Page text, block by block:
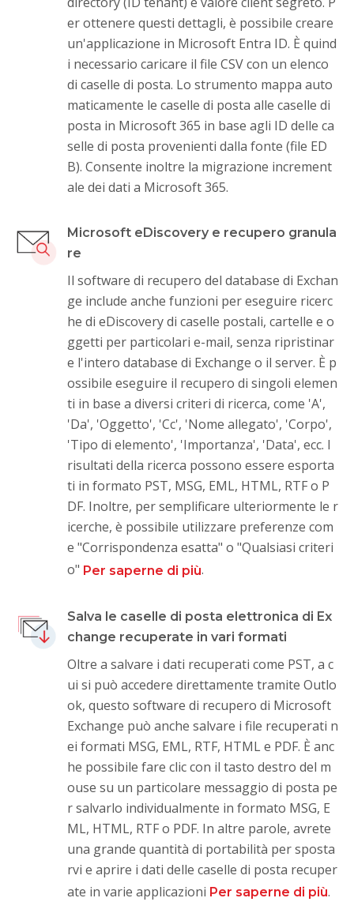
er ottenere questi dettagli, è possibile creare
un'applicazione in Microsoft Entra ID. È quind
i necessario caricare il file CSV con un elenco
di caselle di posta. Lo strumento mappa auto
maticamente le caselle di posta alle caselle di
posta in Microsoft 365 in base agli ID delle ca
selle di posta provenienti dalla fonte (file ED
B). Consente inoltre la migrazione increment
ale dei dati a Microsoft 365.
Microsoft eDiscovery e recupero granula
re
Il software di recupero del database di Exchan
ge include anche funzioni per eseguire ricerc
he di eDiscovery di caselle postali, cartelle e o
ggetti per particolari e-mail, senza ripristinar
e l'intero database di Exchange o il server. È p
ossibile eseguire il recupero di singoli elemen
ti in base a diversi criteri di ricerca, come 'A',
'Da', 'Oggetto', 'Cc', 'Nome allegato', 'Corpo',
'Tipo di elemento', 'Importanza', 'Data', ecc. I
risultati della ricerca possono essere esporta
ti in formato PST, MSG, EML, HTML, RTF o P
DF. Inoltre, per semplificare ulteriormente le r
icerche, è possibile utilizzare preferenze com
e "Corrispondenza esatta" o "Qualsiasi criteri
o" Per saperne di più.
Salva le caselle di posta elettronica di Ex
change recuperate in vari formati
Oltre a salvare i dati recuperati come PST, a c
ui si può accedere direttamente tramite Outlo
ok, questo software di recupero di Microsoft
Exchange può anche salvare i file recuperati n
ei formati MSG, EML, RTF, HTML e PDF. È anc
he possibile fare clic con il tasto destro del m
ouse su un particolare messaggio di posta pe
r salvarlo individualmente in formato MSG, E
ML, HTML, RTF o PDF. In altre parole, avrete
una grande quantità di portabilità per sposta
rvi e aprire i dati delle caselle di posta recuper
ate in varie applicazioni Per saperne di più.